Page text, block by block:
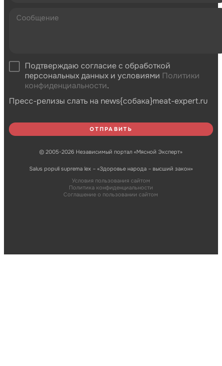
Подтверждаю согласие с обработкой
персональных данных и условиями Политики
конфиденциальности.
Пресс-релизы слать на news{собака}meat-expert.ru
© 2005-2026 Независимый портал «Мясной Эксперт»
Salus populi suprema lex – «Здоровье народа – высший закон»
Условия пользования сайтом
Политика конфиденциальности
Соглашение о пользовании сайтом